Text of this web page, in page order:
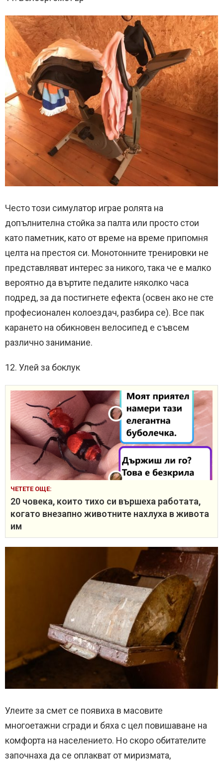
Често този симулатор играе ролята на
допълнителна стойка за палта или просто стои
като паметник, като от време на време припомня
целта на престоя си. Монотонните тренировки не
представляват интерес за никого, така че е малко
вероятно да въртите педалите няколко часа
подред, за да постигнете ефекта (освен ако не сте
професионален колоездач, разбира се). Все пак
карането на обикновен велосипед е съвсем
различно занимание.
12. Улей за боклук
ЧЕТЕТЕ ОЩЕ:
20 човека, които тихо си вършеха работата,
когато внезапно животните нахлуха в живота
им
Улеите за смет се появиха в масовите
многоетажни сгради и бяха с цел повишаване на
комфорта на населението. Но скоро обитателите
започнаха да се оплакват от миризмата,